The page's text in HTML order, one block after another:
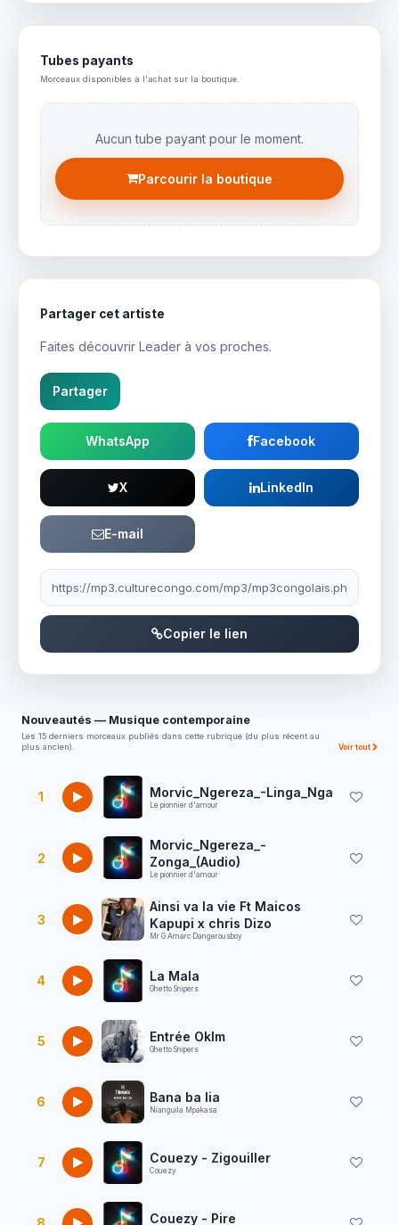
Tubes payants
Morceaux disponibles à l'achat sur la boutique.
Aucun tube payant pour le moment.
Parcourir la boutique
Partager cet artiste
Faites découvrir Leader à vos proches.
Partager
WhatsApp Facebook
X LinkedIn
E-mail
Lien à partager
Copier le lien
Nouveautés — Musique contemporaine
Les 15 derniers morceaux publiés dans cette rubrique (du plus récent au
plus ancien).
Voir tout
1 Morvic_Ngereza_-Linga_Nga
Le pionnier d'amour
2
Morvic_Ngereza_-
Zonga_(Audio)
Le pionnier d'amour
3
Ainsi va la vie Ft Maicos
Kapupi x chris Dizo
Mr G Amarc Dangerousboy
4 La Mala
Ghetto Snipers
5 Entrée Oklm
Ghetto Snipers
6 Bana ba lia
Nianguila Mpakasa
7 Couezy - Zigouiller
Couezy
Couezy - Pire